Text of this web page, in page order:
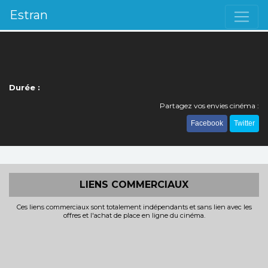
Estran
Durée :
Partagez vos envies cinéma :
Facebook Twitter
LIENS COMMERCIAUX
Ces liens commerciaux sont totalement indépendants et sans lien avec les
offres et l'achat de place en ligne du cinéma.